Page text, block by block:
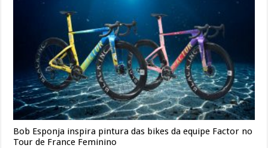
Bob Esponja inspira pintura das bikes da equipe Factor no
Tour de France Feminino